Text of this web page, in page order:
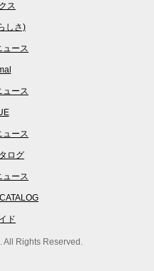
ス
しさ)
ュース
ュース
ュース
ログ
ュース
ド
All Rights Reserved.